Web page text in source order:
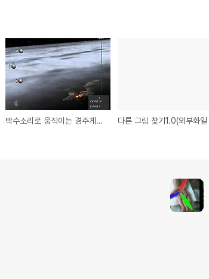
박수소리로 움직이는 경주게임2 - 마이크사용